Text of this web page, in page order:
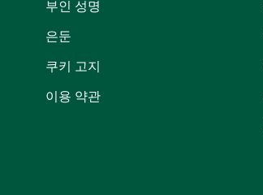
부인 성명
은둔
쿠키 고지
이용 약관